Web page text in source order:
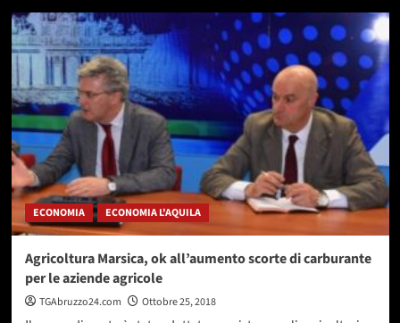
su
“Quale
agricoltura
per
il
domani?”:
l’iniziativa
Bellante
ECONOMIA ECONOMIA L'AQUILA
Agricoltura Marsica, ok all’aumento scorte di carburante
per le aziende agricole
TGAbruzzo24.com
Ottobre 25, 2018